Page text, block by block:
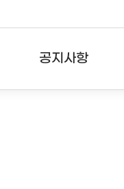
공지사항